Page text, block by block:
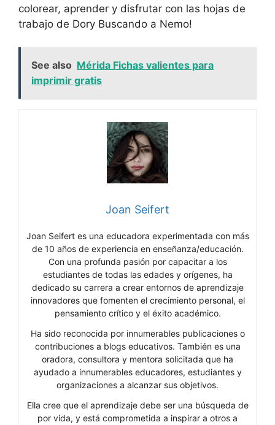
colorear, aprender y disfrutar con las hojas de
trabajo de Dory Buscando a Nemo!
See also Mérida Fichas valientes para
imprimir gratis
Joan Seifert
Joan Seifert es una educadora experimentada con más
de 10 años de experiencia en enseñanza/educación.
Con una profunda pasión por capacitar a los
estudiantes de todas las edades y orígenes, ha
dedicado su carrera a crear entornos de aprendizaje
innovadores que fomenten el crecimiento personal, el
pensamiento crítico y el éxito académico.
Ha sido reconocida por innumerables publicaciones o
contribuciones a blogs educativos. También es una
oradora, consultora y mentora solicitada que ha
ayudado a innumerables educadores, estudiantes y
organizaciones a alcanzar sus objetivos.
Ella cree que el aprendizaje debe ser una búsqueda de
por vida, y está comprometida a inspirar a otros a